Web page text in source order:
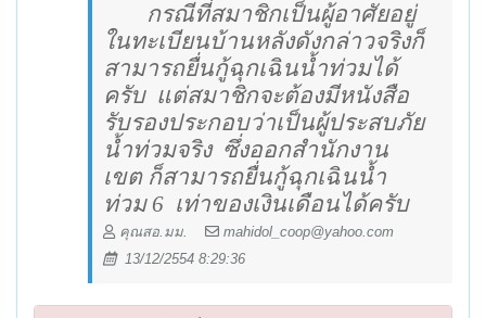
กรณีที่สมาชิกเป็นผู้อาศัยอยู่
ในทะเบียนบ้านหลังดังกล่าวจริงก็
สามารถยื่นกู้ฉุกเฉินน้ำท่วมได้
ครับ แต่สมาชิกจะต้องมีหนังสือ
รับรองประกอบว่าเป็นผู้ประสบภัย
น้ำท่วมจริง ซึ่งออกสำนักงาน
เขต ก็สามารถยื่นกู้ฉุกเฉินน้ำ
ท่วม 6 เท่าของเงินเดือนได้ครับ
คุณสอ.มม.
mahidol_coop@yahoo.com
13/12/2554 8:29:36